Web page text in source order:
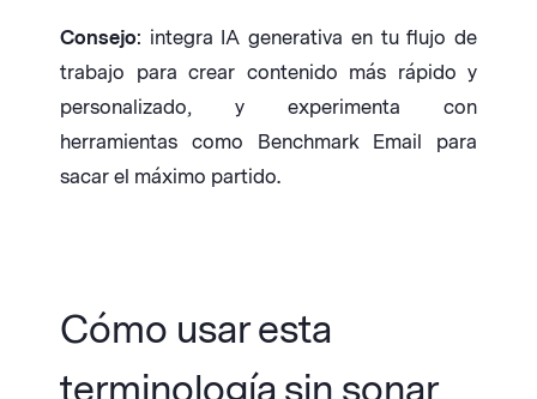
Consejo: integra IA generativa en tu flujo de
trabajo para crear contenido más rápido y
personalizado, y experimenta con
herramientas como Benchmark Email para
sacar el máximo partido.
Cómo usar esta
terminología sin sonar